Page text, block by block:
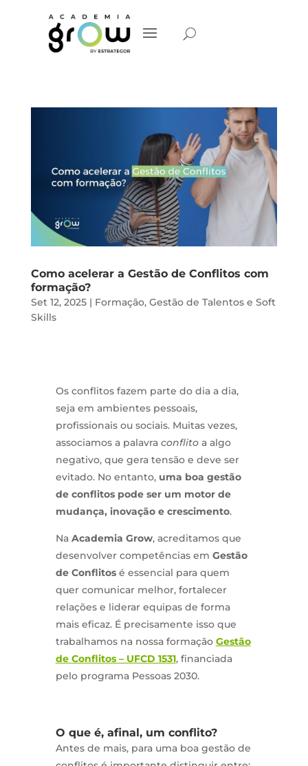
Como acelerar a Gestão de Conflitos com
formação?
Set 12, 2025| Formação, Gestão de Talentos e Soft
Skills
Os conflitos fazem parte do dia a dia,
seja em ambientes pessoais,
profissionais ou sociais. Muitas vezes,
associamos a palavra conflitoa algo
negativo, que gera tensão e deve ser
evitado. No entanto, uma boa gestão
de conflitos pode ser um motor de
mudança, inovação e crescimento.
Na Academia Grow, acreditamos que
desenvolver competências em Gestão
de Conflitosé essencial para quem
quer comunicar melhor, fortalecer
relações e liderar equipas de forma
mais eficaz. É precisamente isso que
trabalhamos na nossa formação Gestão
de Conflitos – UFCD 1531, financiada
pelo programa Pessoas 2030.
O que é, afinal, um conflito?
Antes de mais, para uma boa gestão de